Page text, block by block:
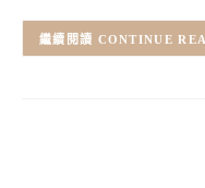
CONTINUE